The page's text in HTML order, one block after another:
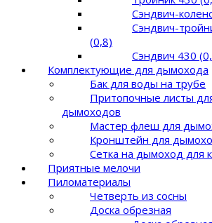
Сэндвич-
Сэндвич-
(0,8)
Сэндвич 430
Комплектующие для дымохода
Бак для воды на трубе
Притопочные листы
дымоходов
Мастер флеш для
Кронштейн для
Сетка на дымоход для
Приятные мелочи
Пиломатериалы
Четверть из сосны
Доска обрезная